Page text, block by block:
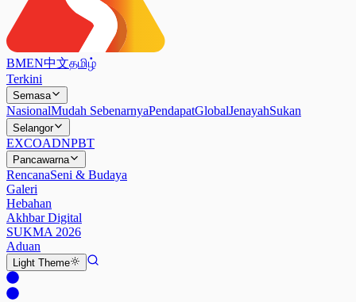
BMEN中文தமிழ்
Terkini
Semasa
NasionalMudah SebenarnyaPendapatGlobalJenayahSukan
Selangor
EXCOADNPBT
Pancawarna
RencanaSeni & Budaya
Galeri
Hebahan
Akhbar Digital
SUKMA 2026
Aduan
Light Theme